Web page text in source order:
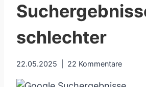
schlechter
22.05.2025 22 Kommentare